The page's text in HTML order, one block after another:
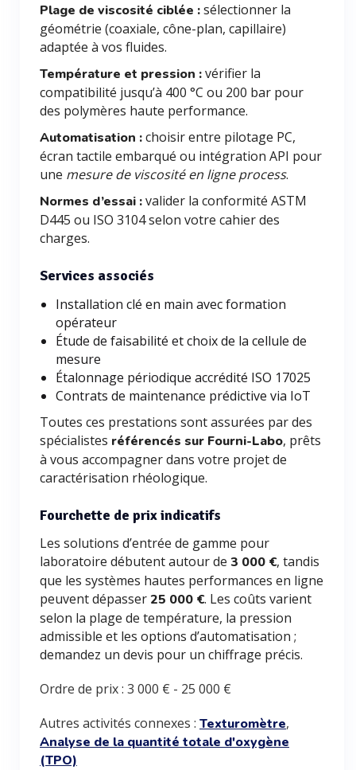
Plage de viscosité ciblée :sélectionner la
géométrie (coaxiale, cône-plan, capillaire)
adaptée à vos fluides.
Température et pression :vérifier la
compatibilité jusqu’à 400 °C ou 200 bar pour
des polymères haute performance.
Automatisation :choisir entre pilotage PC,
écran tactile embarqué ou intégration API pour
une mesure de viscosité en ligne process.
Normes d’essai :valider la conformité ASTM
D445 ou ISO 3104 selon votre cahier des
charges.
Services associés
Installation clé en main avec formation
opérateur
Étude de faisabilité et choix de la cellule de
mesure
Étalonnage périodique accrédité ISO 17025
Contrats de maintenance prédictive via IoT
Toutes ces prestations sont assurées par des
spécialistes référencés sur Fourni-Labo, prêts
à vous accompagner dans votre projet de
caractérisation rhéologique.
Fourchette de prix indicatifs
Les solutions d’entrée de gamme pour
laboratoire débutent autour de 3 000 €, tandis
que les systèmes hautes performances en ligne
peuvent dépasser25 000 €. Les coûts varient
selon la plage de température, la pression
admissible et les options d’automatisation ;
demandez un devis pour un chiffrage précis.
Ordre de prix : 3 000 € - 25 000 €
Autres activités connexes : Texturomètre,
Analyse de la quantité totale d'oxygène
(TPO)